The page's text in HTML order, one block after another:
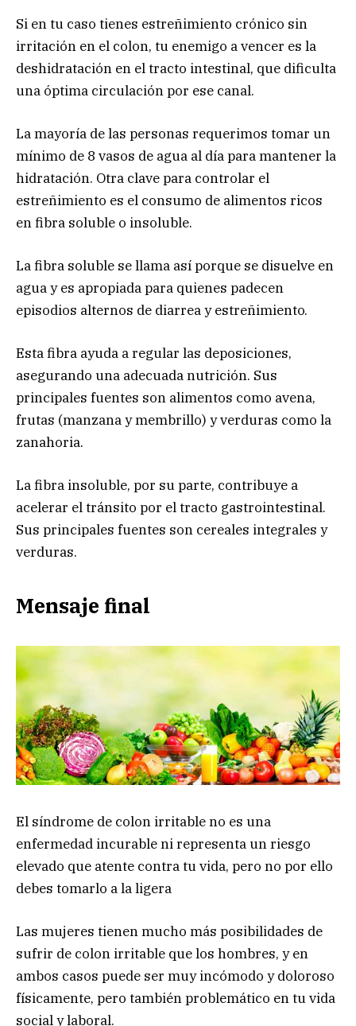
Si en tu caso tienes estreñimiento crónico sin
irritación en el colon, tu enemigo a vencer es la
deshidratación en el tracto intestinal, que dificulta
una óptima circulación por ese canal.
La mayoría de las personas requerimos tomar un
mínimo de 8 vasos de agua al día para mantener la
hidratación. Otra clave para controlar el
estreñimiento es el consumo de alimentos ricos
en fibra soluble o insoluble.
La fibra soluble se llama así porque se disuelve en
agua y es apropiada para quienes padecen
episodios alternos de diarrea y estreñimiento.
Esta fibra ayuda a regular las deposiciones,
asegurando una adecuada nutrición. Sus
principales fuentes son alimentos como avena,
frutas (manzana y membrillo) y verduras como la
zanahoria.
La fibra insoluble, por su parte, contribuye a
acelerar el tránsito por el tracto gastrointestinal.
Sus principales fuentes son cereales integrales y
verduras.
Mensaje final
El síndrome de colon irritable no es una
enfermedad incurable ni representa un riesgo
elevado que atente contra tu vida, pero no por ello
debes tomarlo a la ligera
Las mujeres tienen mucho más posibilidades de
sufrir de colon irritable que los hombres, y en
ambos casos puede ser muy incómodo y doloroso
físicamente, pero también problemático en tu vida
social y laboral.